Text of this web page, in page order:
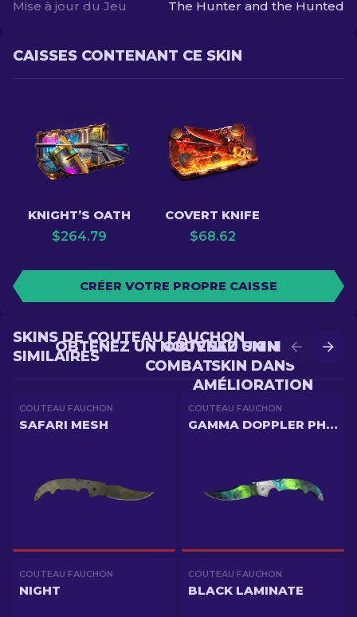
Mise à jour du Jeu The Hunter and the Hunted
CAISSES CONTENANT CE SKIN
KNIGHT’S OATH
$264.79
COVERT KNIFE
$68.62
CRÉER VOTRE PROPRE CAISSE
OBTENEZ UN MEILLEUR
SKIN DANS
AMÉLIORATION
OBTENEZ UN NOUVEAU SKIN EN
COMBAT
SKINS DE COUTEAU FAUCHON
SIMILAIRES
COUTEAU FAUCHON
SAFARI MESH
COUTEAU FAUCHON
GAMMA DOPPLER PHASE 4
COUTEAU FAUCHON
NIGHT
COUTEAU FAUCHON
BLACK LAMINATE